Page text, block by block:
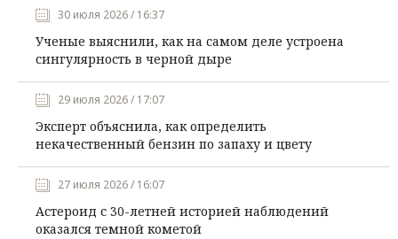
30 июля 2026 / 16:37
Ученые выяснили, как на самом деле устроена
сингулярность в черной дыре
29 июля 2026 / 17:07
Эксперт объяснила, как определить
некачественный бензин по запаху и цвету
27 июля 2026 / 16:07
Астероид с 30-летней историей наблюдений
оказался темной кометой